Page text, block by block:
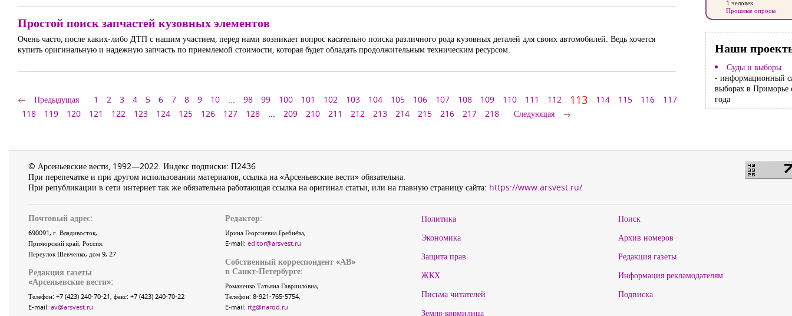
Простой поиск запчастей кузовных элементов
Очень часто, после каких-либо ДТП с нашим участием, перед нами возникает вопрос касательно поиска различного рода кузовных деталей для своих автомобилей. Ведь хочется
купить оригинальную и надежную запчасть по приемлемой стоимости, которая будет обладать продолжительным техническим ресурсом.
Предыдущая 1 2 3 4 5 6 7 8 9 10 ... 98 99 100 101 102 103 104 105 106 107 108 109 110 111 112 113 114 115 116
117
118
119 120 121 122 123 124 125 126 127 128 ... 209 210 211 212 213 214 215 216 217 218 Следующая
1 человек
Прошлые опросы
Наши
Суды и выборы
- информационный
выборах в Приморье
года
© Арсеньевские вести, 1992—2022. Индекс подписки: П2436
При перепечатке и при другом использовании материалов, ссылка на «Арсеньевские вести» обязательна.
При републикации в сети интернет так же обязательна работающая ссылка на оригинал статьи, или на главную страницу сайта: https://www.arsvest.ru/
Почтовый адрес:
690091, г. Владивосток,
Приморский край, Россия.
Переулок Шевченко, дом 9, 27
Редакция газеты
«Арсеньевские вести»:
Телефон: +7 (423) 240-70-21, факс: +7 (423) 240-70-22
E-mail: av@arsvest.ru
Редактор:
Ирина Георгиевна Гребнёва,
E-mail: editor@arsvest.ru
Собственный корреспондент «АВ»
в Санкт-Петербурге:
Романенко Татьяна Гаврииловна,
Телефон: 8-921-765-5754,
E-mail: rtg@narod.ru
Политика
Экономика
Защита прав
ЖКХ
Письма читателей
Земля-кормилица
Поиск
Архив номеров
Редакция газеты
Информация рекламодателям
Подписка